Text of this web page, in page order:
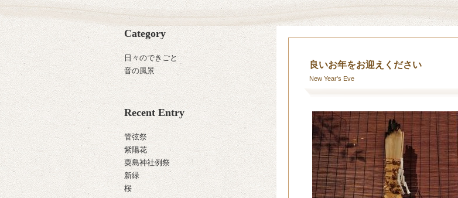
Category
日々のできごと
音の風景
Recent Entry
管弦祭
紫陽花
粟島神社例祭
新緑
桜
良いお年をお迎えください
New Year's Eve